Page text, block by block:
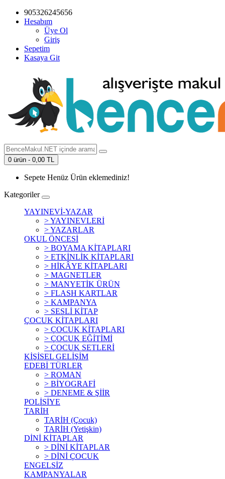
905326245656
Hesabım
Üye Ol
Giriş
Sepetim
Kasaya Git
0 ürün - 0,00 TL
Sepete Henüz Ürün eklemediniz!
Kategoriler
YAYINEVİ-YAZAR
> YAYINEVLERİ
> YAZARLAR
OKUL ÖNCESİ
> BOYAMA KİTAPLARI
> ETKİNLİK KİTAPLARI
> HİKÂYE KİTAPLARI
> MAGNETLER
> MANYETİK ÜRÜN
> FLASH KARTLAR
> KAMPANYA
> SESLİ KİTAP
ÇOCUK KİTAPLARI
> ÇOCUK KİTAPLARI
> ÇOCUK EĞİTİMİ
> ÇOCUK SETLERİ
KİŞİSEL GELİŞİM
EDEBİ TÜRLER
> ROMAN
> BİYOGRAFİ
> DENEME & ŞİİR
POLİSİYE
TARİH
TARİH (Çocuk)
TARİH (Yetişkin)
DİNİ KİTAPLAR
> DİNİ KİTAPLAR
> DİNİ ÇOCUK
ENGELSİZ
KAMPANYALAR